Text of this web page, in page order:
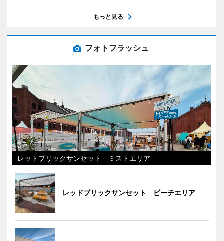
もっと見る
フォトフラッシュ
レットブリックサンセット ミストエリア
レッドブリックサンセット ビーチエリア